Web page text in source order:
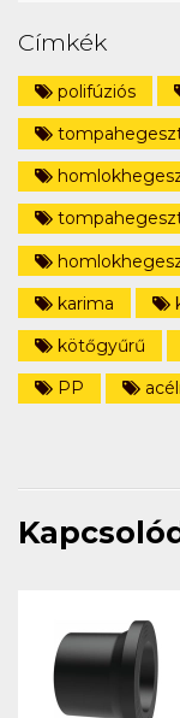
Címkék
polifúziós
karima
kötőgyűrű
PP